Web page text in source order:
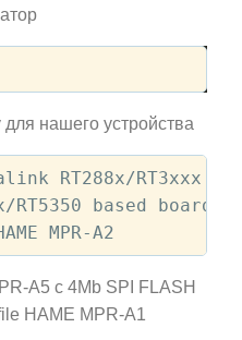
нашего устройства
RT288x/RT3xxx
RT5350 based boards
A5 c 4Mb SPI FLASH
HAME MPR-A1